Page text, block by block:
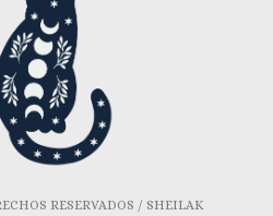
RESERVADOS / SHEILAK